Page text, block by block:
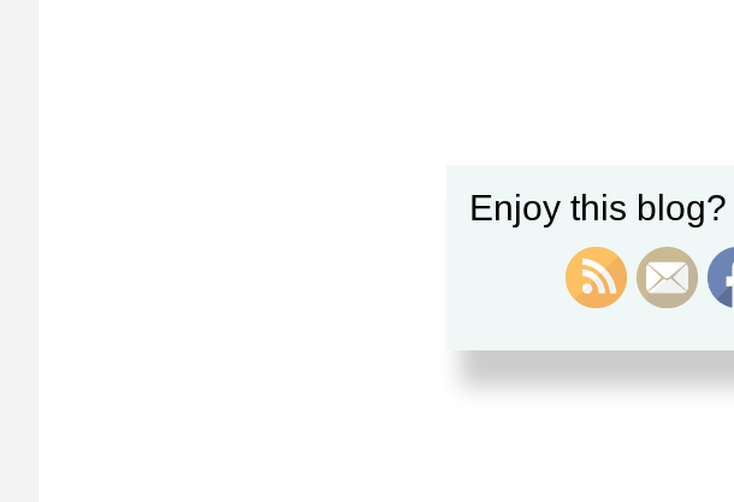
Enjoy this